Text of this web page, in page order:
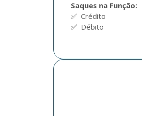
Saques na Função:
✅  Crédito
✅  Débito